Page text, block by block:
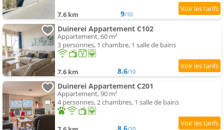
7.6 km 9/10
Duinerei Appartement C102
Appartement, 60 m²
3 personnes, 1 chambre, 1 salle de bains
7.6 km 8.6/10
Duinerei Appartement C201
Appartement, 90 m²
4 personnes, 2 chambres, 1 salle de bains